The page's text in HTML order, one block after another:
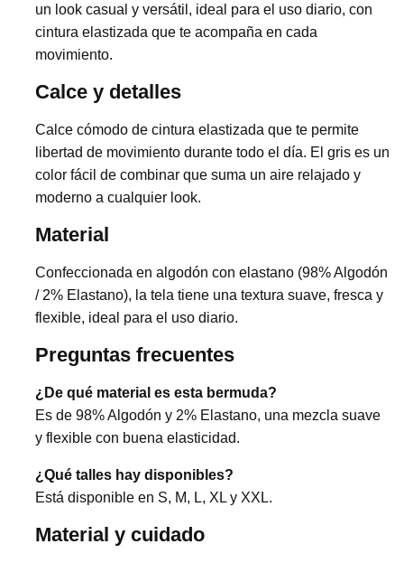
un look casual y versátil, ideal para el uso diario, con
cintura elastizada que te acompaña en cada
movimiento.
Calce y detalles
Calce cómodo de cintura elastizada que te permite
libertad de movimiento durante todo el día. El gris es un
color fácil de combinar que suma un aire relajado y
moderno a cualquier look.
Material
Confeccionada en algodón con elastano (98% Algodón
/ 2% Elastano), la tela tiene una textura suave, fresca y
flexible, ideal para el uso diario.
Preguntas frecuentes
¿De qué material es esta bermuda?
Es de 98% Algodón y 2% Elastano, una mezcla suave
y flexible con buena elasticidad.
¿Qué talles hay disponibles?
Está disponible en S, M, L, XL y XXL.
Material y cuidado